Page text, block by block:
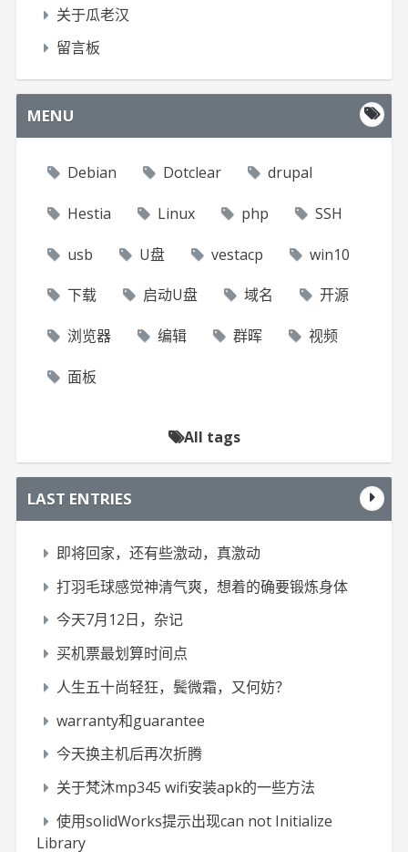
关于瓜老汉
留言板
MENU
Debian Dotclear drupal
Hestia Linux php SSH
usb U盘 vestacp win10
下载 启动U盘 域名 开源
浏览器 编辑 群晖 视频
面板
All tags
LAST ENTRIES
即将回家，还有些激动，真激动
打羽毛球感觉神清气爽，想着的确要锻炼身体
今天7月12日，杂记
买机票最划算时间点
人生五十尚轻狂，鬓微霜，又何妨？
warranty和guarantee
今天换主机后再次折腾
关于梵沐mp345 wifi安装apk的一些方法
使用solidWorks提示出现can not Initialize
Library